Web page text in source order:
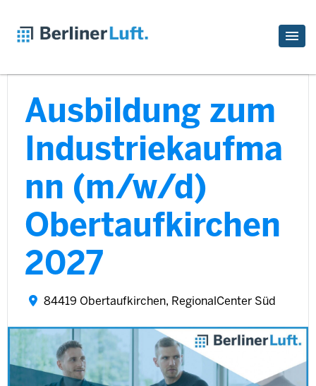
Ausbildung zum
Industriekaufma
nn (m/w/d)
Obertaufkirchen
2027
84419 Obertaufkirchen, RegionalCenter Süd